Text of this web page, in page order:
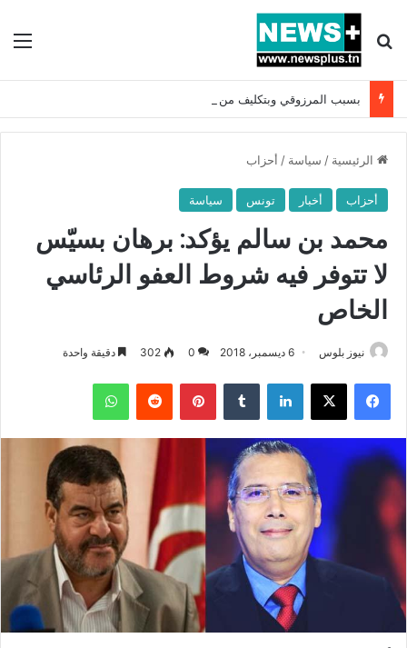
بحث عن
الرئيسية / سياسة / أحزاب
أحزاب أخبار تونس سياسة
محمد بن سالم يؤكد: برهان بسيّس
لا تتوفر فيه شروط العفو الرئاسي
الخاص
نيوز بلوس 6 ديسمبر، 2018 0
302 دقيقة واحدة
فيسبوك X لينكدإن بينتيريست واتساب